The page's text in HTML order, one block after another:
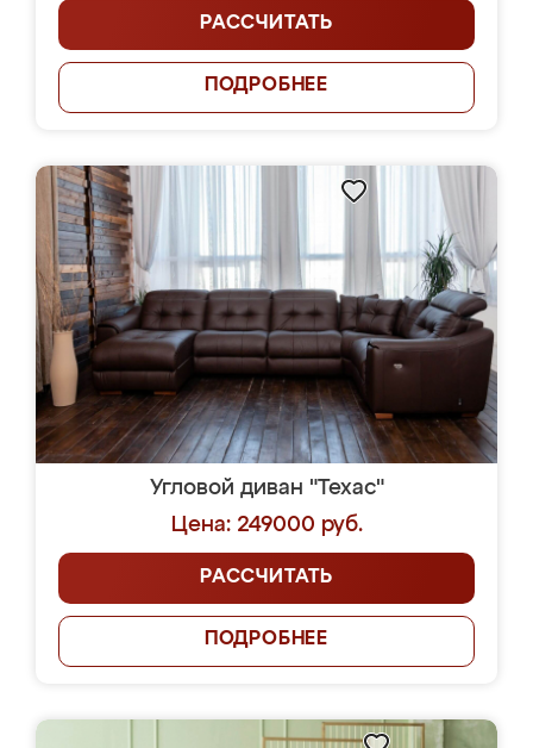
РАССЧИТАТЬ
ПОДРОБНЕЕ
Угловой диван "Техас"
Цена: 249000 руб.
РАССЧИТАТЬ
ПОДРОБНЕЕ